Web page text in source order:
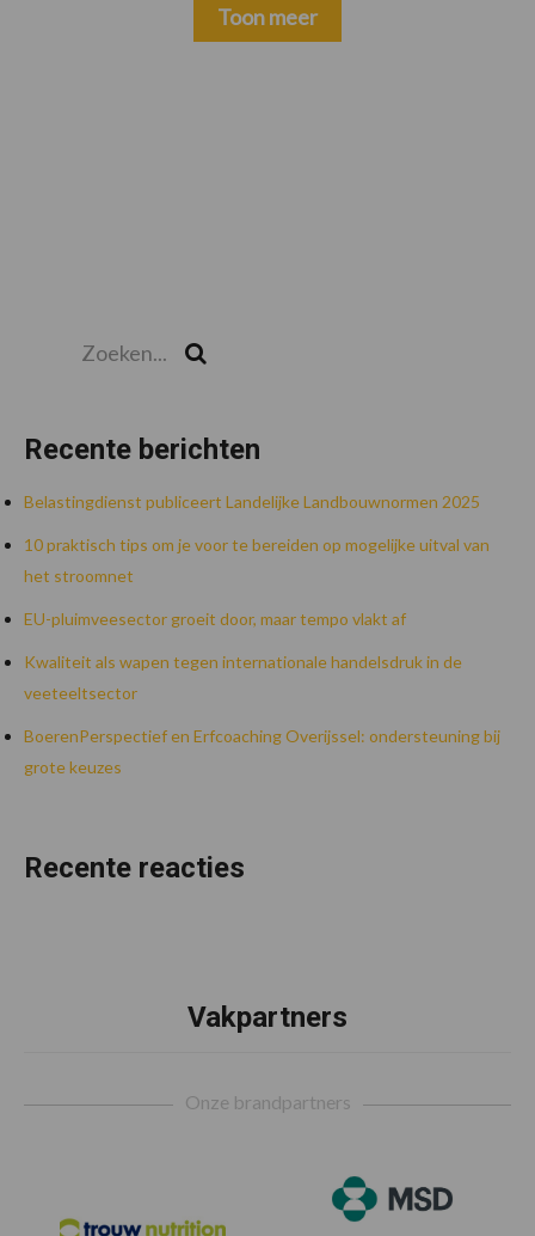
Toon meer
Recente berichten
Belastingdienst publiceert Landelijke Landbouwnormen 2025
10 praktisch tips om je voor te bereiden op mogelijke uitval van
het stroomnet
EU-pluimveesector groeit door, maar tempo vlakt af
Kwaliteit als wapen tegen internationale handelsdruk in de
veeteeltsector
BoerenPerspectief en Erfcoaching Overijssel: ondersteuning bij
grote keuzes
Recente reacties
Vakpartners
Onze brandpartners